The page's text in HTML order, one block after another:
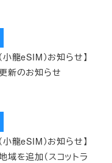
龍eSIM）お知らせ】
新のお知らせ
龍eSIM）お知らせ】
域を追加（スコットラ